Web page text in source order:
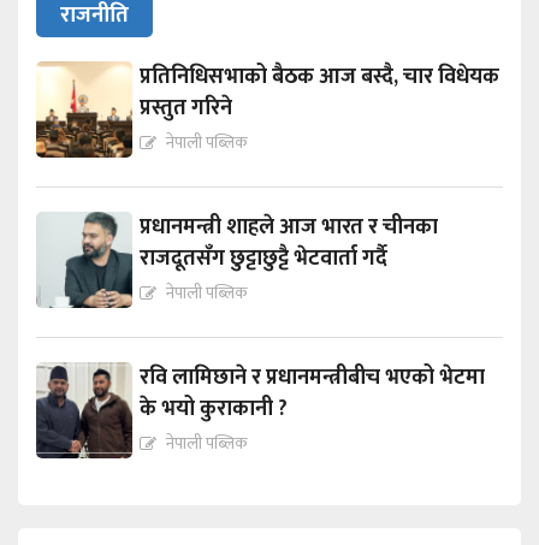
राजनीति
प्रतिनिधिसभाको बैठक आज बस्दै, चार विधेयक
प्रस्तुत गरिने
नेपाली पब्लिक
प्रधानमन्त्री शाहले आज भारत र चीनका
राजदूतसँग छुट्टाछुट्टै भेटवार्ता गर्दै
नेपाली पब्लिक
रवि लामिछाने र प्रधानमन्त्रीबीच भएको भेटमा
के भयो कुराकानी ?
नेपाली पब्लिक